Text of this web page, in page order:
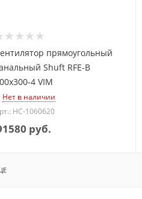
прямоугольный
Shuft RFE-B
4 VIM
Нет в наличии
НС-1060620
руб.